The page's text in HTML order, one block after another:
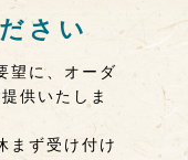
さい
望に、オーダ
供いたしま
まず受け付け